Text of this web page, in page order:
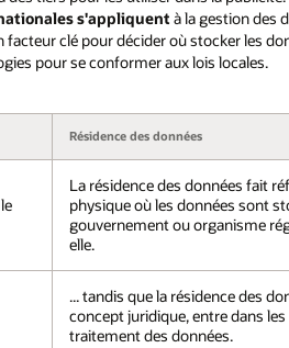
s'appliquent à la gestion des
clé pour décider où stocker les
pour se conformer aux lois locales.
Résidence des données
La résidence des données fait
physique où les données sont
gouvernement ou organisme
elle.
... tandis que la résidence des
concept juridique, entre dans
traitement des données.